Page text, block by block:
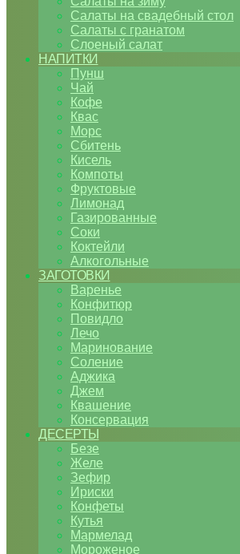
Салаты на свадебный стол
Салаты с гранатом
Слоеный салат
НАПИТКИ
Пунш
Чай
Кофе
Квас
Морс
Сбитень
Кисель
Компоты
Фруктовые
Лимонад
Газированные
Соки
Коктейли
Алкогольные
ЗАГОТОВКИ
Варенье
Конфитюр
Повидло
Лечо
Маринование
Соление
Аджика
Джем
Квашение
Консервация
ДЕСЕРТЫ
Безе
Желе
Зефир
Ириски
Конфеты
Кутья
Мармелад
Мороженое